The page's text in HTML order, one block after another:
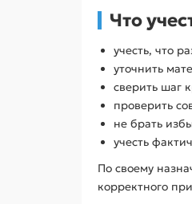
Что
учесть, что
уточнить
сверить шаг
проверить
не брать
учесть
По своему
корректного